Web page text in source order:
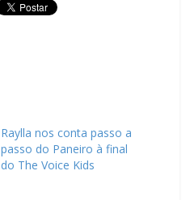
Raylla nos conta passo a
passo do Paneiro à final
do The Voice Kids